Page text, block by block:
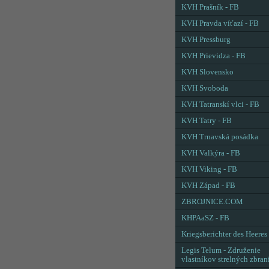
KVH Prašník - FB
KVH Pravda víťazí - FB
KVH Pressburg
KVH Prievidza - FB
KVH Slovensko
KVH Svoboda
KVH Tatranskí vlci - FB
KVH Tatry - FB
KVH Trnavská posádka
KVH Valkýra - FB
KVH Viking - FB
KVH Západ - FB
ZBROJNICE.COM
KHPAaSZ - FB
Kriegsberichter des Heeres
Legis Telum - Združenie
vlastníkov strelných